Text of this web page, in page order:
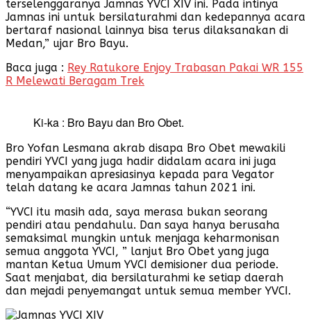
terselenggaranya Jamnas YVCI XIV ini. Pada intinya
Jamnas ini untuk bersilaturahmi dan kedepannya acara
bertaraf nasional lainnya bisa terus dilaksanakan di
Medan,” ujar Bro Bayu.
Baca juga : Rey Ratukore Enjoy Trabasan Pakai WR 155
R Melewati Beragam Trek
Ki-ka : Bro Bayu dan Bro Obet.
Bro Yofan Lesmana akrab disapa Bro Obet mewakili
pendiri YVCI yang juga hadir didalam acara ini juga
menyampaikan apresiasinya kepada para Vegator
telah datang ke acara Jamnas tahun 2021 ini.
“YVCI itu masih ada, saya merasa bukan seorang
pendiri atau pendahulu. Dan saya hanya berusaha
semaksimal mungkin untuk menjaga keharmonisan
semua anggota YVCI, ” lanjut Bro Obet yang juga
mantan Ketua Umum YVCI demisioner dua periode.
Saat menjabat, dia bersilaturahmi ke setiap daerah
dan mejadi penyemangat untuk semua member YVCI.